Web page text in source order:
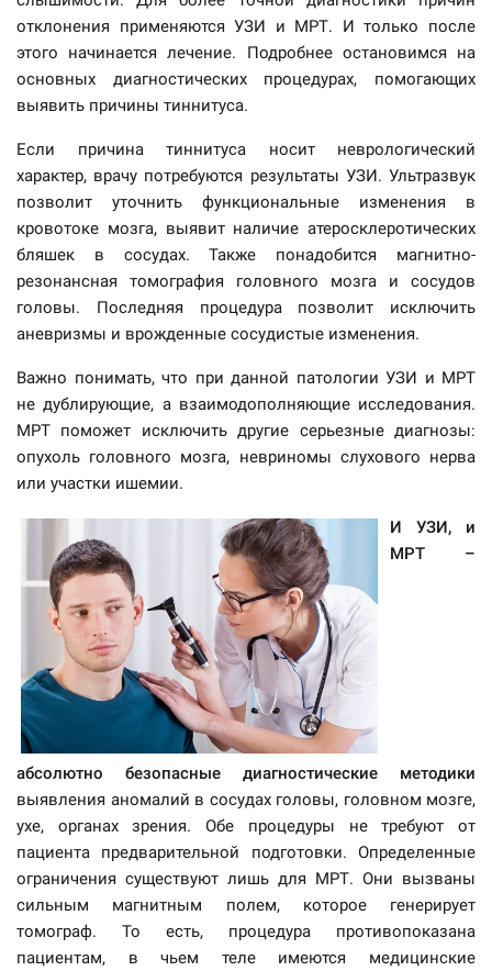
отклонения применяются УЗИ и МРТ. И только после
этого начинается лечение. Подробнее остановимся на
основных диагностических процедурах, помогающих
выявить причины тиннитуса.
Если причина тиннитуса носит неврологический
характер, врачу потребуются результаты УЗИ. Ультразвук
позволит уточнить функциональные изменения в
кровотоке мозга, выявит наличие атеросклеротических
бляшек в сосудах. Также понадобится магнитно-
резонансная томография головного мозга и сосудов
головы. Последняя процедура позволит исключить
аневризмы и врожденные сосудистые изменения.
Важно понимать, что при данной патологии УЗИ и МРТ
не дублирующие, а взаимодополняющие исследования.
МРТ поможет исключить другие серьезные диагнозы:
опухоль головного мозга, невриномы слухового нерва
или участки ишемии.
И УЗИ, и
МРТ –
абсолютно безопасные диагностические методики
выявления аномалий в сосудах головы, головном мозге,
ухе, органах зрения. Обе процедуры не требуют от
пациента предварительной подготовки. Определенные
ограничения существуют лишь для МРТ. Они вызваны
сильным магнитным полем, которое генерирует
томограф. То есть, процедура противопоказана
пациентам, в чьем теле имеются медицинские